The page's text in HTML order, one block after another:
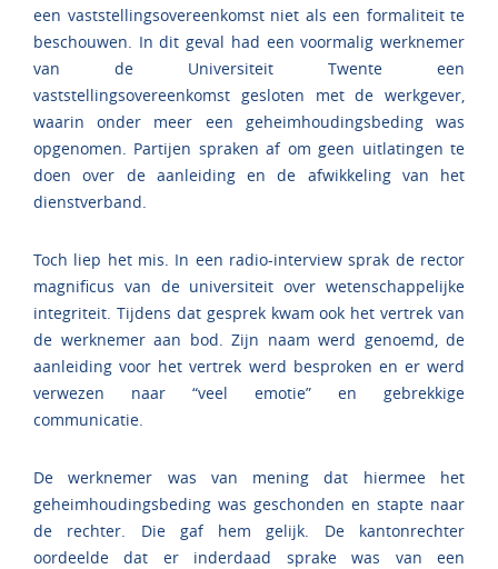
een vaststellingsovereenkomst niet als een formaliteit te
beschouwen. In dit geval had een voormalig werknemer
van de Universiteit Twente een
vaststellingsovereenkomst gesloten met de werkgever,
waarin onder meer een geheimhoudingsbeding was
opgenomen. Partijen spraken af om geen uitlatingen te
doen over de aanleiding en de afwikkeling van het
dienstverband.
Toch liep het mis. In een radio-interview sprak de rector
magnificus van de universiteit over wetenschappelijke
integriteit. Tijdens dat gesprek kwam ook het vertrek van
de werknemer aan bod. Zijn naam werd genoemd, de
aanleiding voor het vertrek werd besproken en er werd
verwezen naar “veel emotie” en gebrekkige
communicatie.
De werknemer was van mening dat hiermee het
geheimhoudingsbeding was geschonden en stapte naar
de rechter. Die gaf hem gelijk. De kantonrechter
oordeelde dat er inderdaad sprake was van een